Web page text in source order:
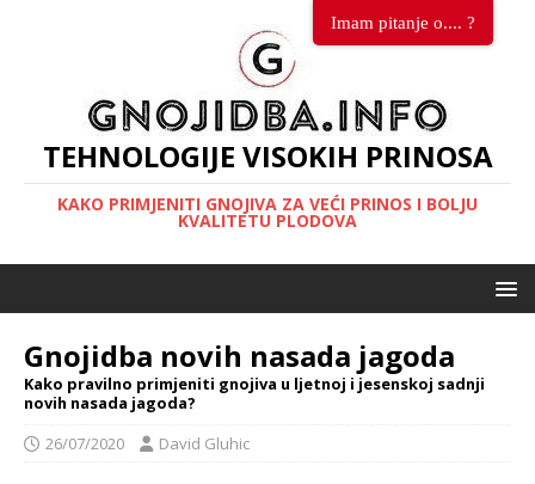
TEHNOLOGIJE VISOKIH PRINOSA
KAKO PRIMJENITI GNOJIVA ZA VEĆI PRINOS I BOLJU
KVALITETU PLODOVA
Gnojidba novih nasada jagoda
Kako pravilno primjeniti gnojiva u ljetnoj i jesenskoj sadnji
novih nasada jagoda?
26/07/2020
David Gluhic
Imam pitanje o.... ?